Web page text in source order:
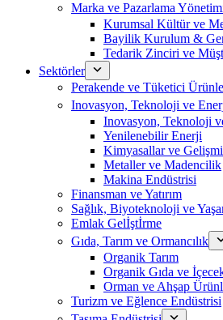
Marka ve Pazarlama
Kurumsal Kültür ve
Bayilik Kurulum &
Tedarik Zinciri ve
Sektörler
Perakende ve Tüketici
Inovasyon, Teknoloji ve
Inovasyon, Teknoloji
Yenilenebilir Enerji
Kimyasallar ve
Metaller ve Madencilik
Makina Endüstrisi
Finansman ve Yatırım
Sağlık, Biyoteknoloji ve
Emlak Gelİştİrme
Gıda, Tarım ve Ormancılık
Organik Tarım
Organik Gıda ve
Orman ve Ahşap
Turizm ve Eğlence Endüstrisi